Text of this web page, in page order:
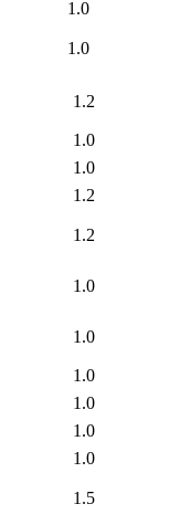
1.0
1.0
1.2
1.0
1.0
1.2
1.2
1.0
1.0
1.0
1.0
1.0
1.0
1.5